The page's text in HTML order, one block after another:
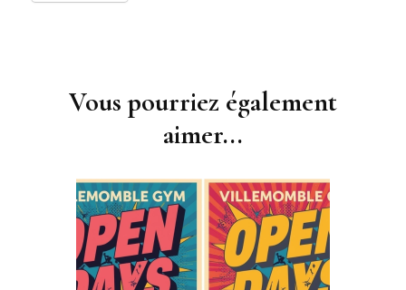
Vous pourriez également
aimer...